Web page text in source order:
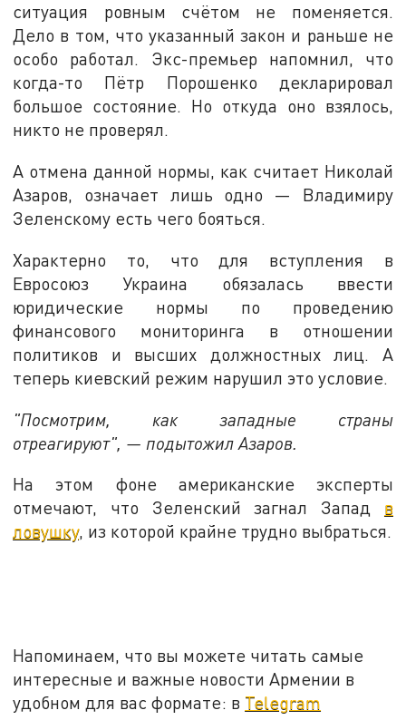
ситуация ровным счётом не поменяется.
Дело в том, что указанный закон и раньше не
особо работал. Экс-премьер напомнил, что
когда-то Пётр Порошенко декларировал
большое состояние. Но откуда оно взялось,
никто не проверял.
А отмена данной нормы, как считает Николай
Азаров, означает лишь одно — Владимиру
Зеленскому есть чего бояться.
Характерно то, что для вступления в
Евросоюз Украина обязалась ввести
юридические нормы по проведению
финансового мониторинга в отношении
политиков и высших должностных лиц. А
теперь киевский режим нарушил это условие.
"Посмотрим, как западные страны
отреагируют", — подытожил Азаров.
На этом фоне американские эксперты
отмечают, что Зеленский загнал Запад в
ловушку, из которой крайне трудно выбраться.
Напоминаем, что вы можете читать самые
интересные и важные новости Армении в
удобном для вас формате: в Telegram